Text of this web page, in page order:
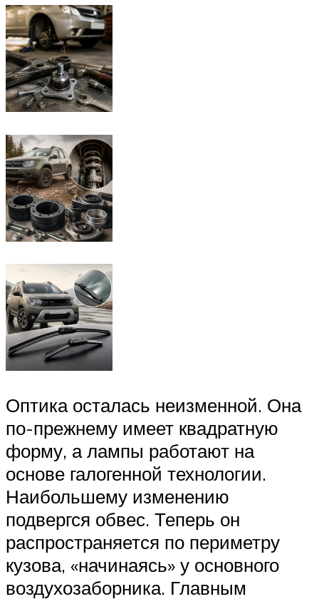
Оптика осталась неизменной. Она
по-прежнему имеет квадратную
форму, а лампы работают на
основе галогенной технологии.
Наибольшему изменению
подвергся обвес. Теперь он
распространяется по периметру
кузова, «начинаясь» у основного
воздухозаборника. Главным